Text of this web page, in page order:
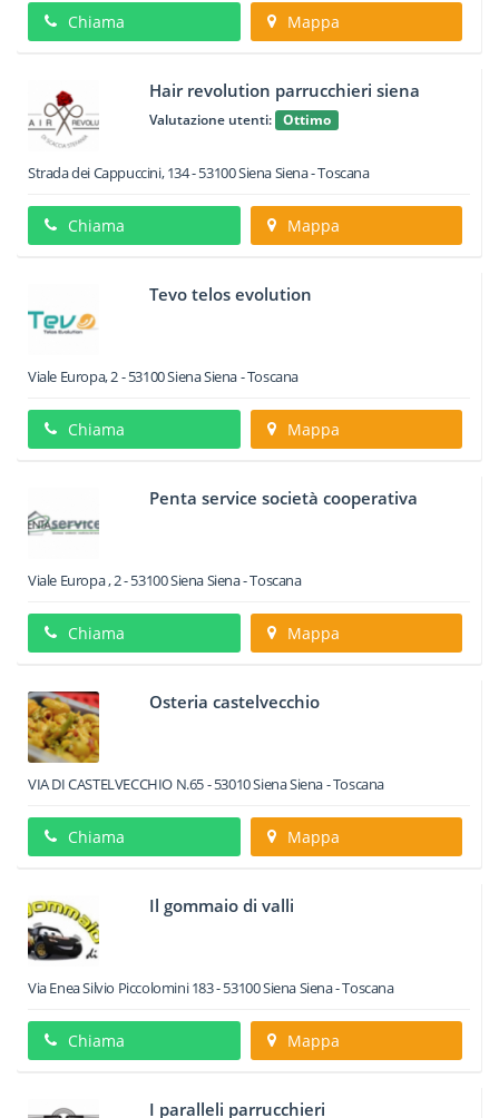
Chiama Mappa
Hair revolution parrucchieri siena
Valutazione utenti: Ottimo
Strada dei Cappuccini, 134-53100SienaSiena -Toscana
Chiama Mappa
Tevo telos evolution
Viale Europa, 2-53100SienaSiena -Toscana
Chiama Mappa
Penta service società cooperativa
Viale Europa , 2-53100SienaSiena -Toscana
Chiama Mappa
Osteria castelvecchio
VIA DI CASTELVECCHIO N.65-53010SienaSiena -Toscana
Chiama Mappa
Il gommaio di valli
Via Enea Silvio Piccolomini 183-53100SienaSiena -Toscana
Chiama Mappa
I paralleli parrucchieri